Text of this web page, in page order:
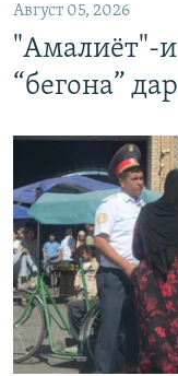
Август 05, 2026
"Амалиёт"-
“бегона”